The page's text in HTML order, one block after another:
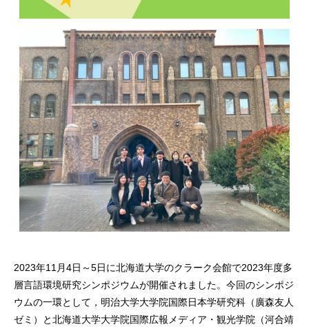
2023年11月4日～5日に北海道大学のクラーク会館で2023年度多
層言語環境研究シンポジウムが開催されました。今回のシンポジ
ウムの一環として，明治大学大学院国際日本学研究科（廣森友人
ゼミ）と北海道大学大学院国際広報メディア・観光学院（河合靖